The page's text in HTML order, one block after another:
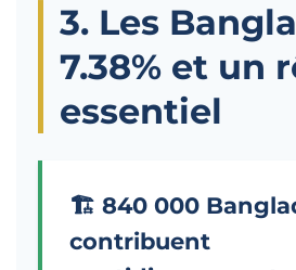
3. Les
7.38% et un
essentiel
🏗️ 840 000
contribuent